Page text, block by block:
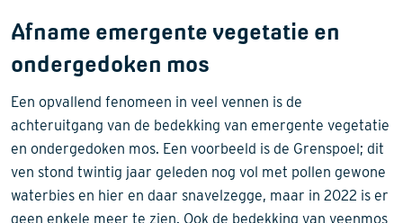
Afname emergente vegetatie en
ondergedoken mos
Een opvallend fenomeen in veel vennen is de
achteruitgang van de bedekking van emergente vegetatie
en ondergedoken mos. Een voorbeeld is de Grenspoel; dit
ven stond twintig jaar geleden nog vol met pollen gewone
waterbies en hier en daar snavelzegge, maar in 2022 is er
geen enkele meer te zien. Ook de bedekking van veenmos